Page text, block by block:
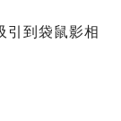
引到袋鼠影相